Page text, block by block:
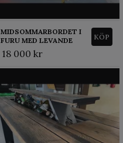
MIDSOMMARBORDET I
FURU MED LEVANDE
KANTER
18 000 kr
KÖP